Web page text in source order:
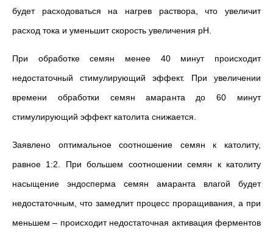
будет расходоваться на нагрев раствора, что увеличит
расход тока и уменьшит скорость увеличения pH.
При обработке семян менее 40 минут происходит
недостаточный стимулирующий эффект. При увеличении
времени обработки семян амаранта до 60 минут
стимулирующий эффект католита снижается.
Заявлено оптимальное соотношение семян к католиту,
равное 1:2. При большем соотношении семян к католиту
насыщение эндосперма семян амаранта влагой будет
недостаточным, что замедлит процесс проращивания, а при
меньшем – происходит недостаточная активация ферментов